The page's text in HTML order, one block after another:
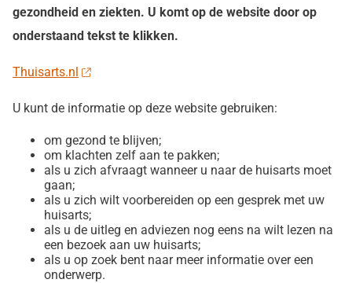
gezondheid en ziekten. U komt op de website door op
onderstaand tekst te klikken.
Thuisarts.nl
U kunt de informatie op deze website gebruiken:
om gezond te blijven;
om klachten zelf aan te pakken;
als u zich afvraagt wanneer u naar de huisarts moet
gaan;
als u zich wilt voorbereiden op een gesprek met uw
huisarts;
als u de uitleg en adviezen nog eens na wilt lezen na
een bezoek aan uw huisarts;
als u op zoek bent naar meer informatie over een
onderwerp.